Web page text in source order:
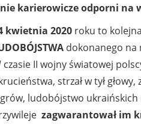
nie karierowicze odporni na
kwietnia 2020 roku to
dokonanego
czasie II wojny światowej
strzał w tył
ludobójstwo
zagwarantował im